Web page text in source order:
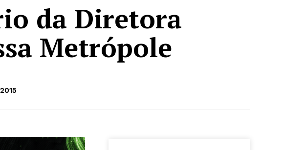
da Diretora
Metrópole